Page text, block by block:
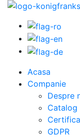
Acasa
Companie
Despre
Catalog
GDPR